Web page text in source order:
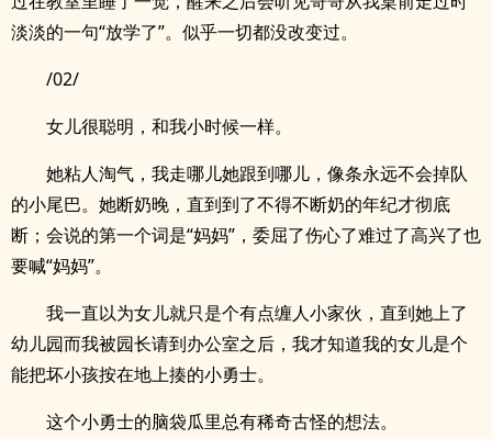
淡淡的一句“放学了”。似乎一切都没改变过。
/02/
女儿很聪明，和我小时候一样。
她粘人淘气，我走哪儿她跟到哪儿，像条永远不会掉队
的小尾巴。她断奶晚，直到到了不得不断奶的年纪才彻底
断；会说的第一个词是“妈妈”，委屈了伤心了难过了高兴了也
要喊“妈妈”。
我一直以为女儿就只是个有点缠人小家伙，直到她上了
幼儿园而我被园长请到办公室之后，我才知道我的女儿是个
能把坏小孩按在地上揍的小勇士。
这个小勇士的脑袋瓜里总有稀奇古怪的想法。